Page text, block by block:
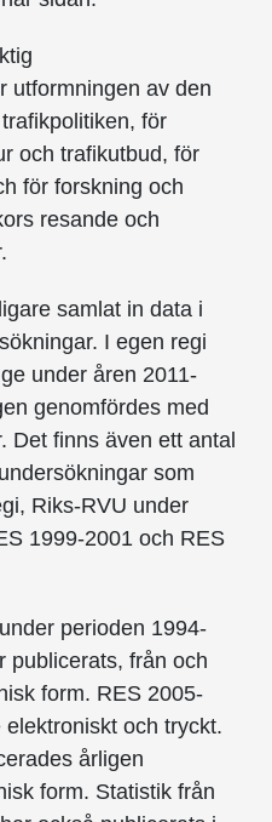
utformningen av den
för
och trafikutbud, för
för forskning och
resande och
samlat in data i
I egen regi
under åren 2011-
genomfördes med
Det finns även ett antal
som
Riks-RVU under
1999-2001 och RES
perioden 1994-
publicerats, från och
form. RES 2005-
och tryckt.
årligen
form. Statistik från